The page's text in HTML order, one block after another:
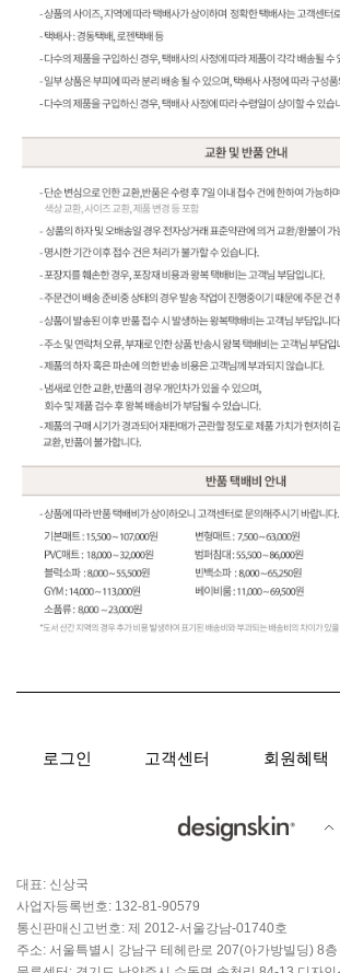
로그인 고객센터 회원혜택
대표: 신상국
사업자등록번호: 132-81-90579
통신판매신고번호: 제 2012-서울강남-01740호
주소: 서울특별시 강남구 테헤란로 207(아가방빌딩) 8